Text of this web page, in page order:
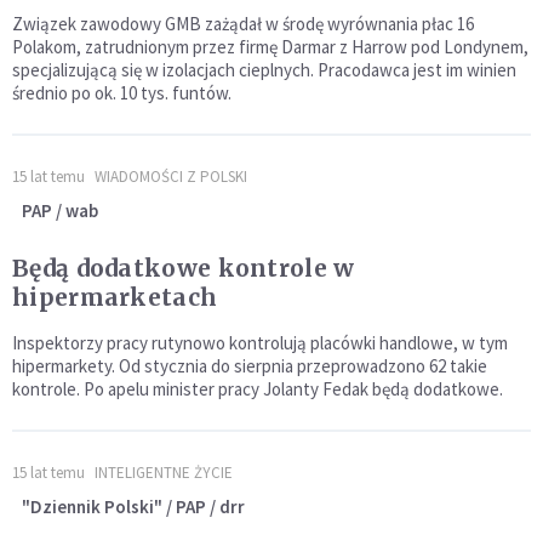
Związek zawodowy GMB zażądał w środę wyrównania płac 16
Polakom, zatrudnionym przez firmę Darmar z Harrow pod Londynem,
specjalizującą się w izolacjach cieplnych. Pracodawca jest im winien
średnio po ok. 10 tys. funtów.
15 lat temu WIADOMOŚCI Z POLSKI
PAP / wab
Będą dodatkowe kontrole w
hipermarketach
Inspektorzy pracy rutynowo kontrolują placówki handlowe, w tym
hipermarkety. Od stycznia do sierpnia przeprowadzono 62 takie
kontrole. Po apelu minister pracy Jolanty Fedak będą dodatkowe.
15 lat temu INTELIGENTNE ŻYCIE
"Dziennik Polski" / PAP / drr